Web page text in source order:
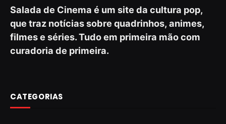
Salada de Cinema é um site da cultura pop,
que traz notícias sobre quadrinhos, animes,
filmes e séries. Tudo em primeira mão com
curadoria de primeira.
CATEGORIAS